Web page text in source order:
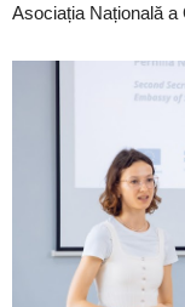
Asociația Națională a